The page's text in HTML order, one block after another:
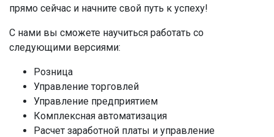
прямо сейчас и начните свой путь к успеху!
С нами вы сможете научиться работать со
следующими версиями:
Розница
Управление торговлей
Управление предприятием
Комплексная автоматизация
Расчет заработной платы и управление